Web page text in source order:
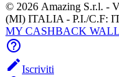
© 2026 Amazing S.r.l. -
(MI) ITALIA - P.I./C.F:
MY CASHBACK

Iscriviti